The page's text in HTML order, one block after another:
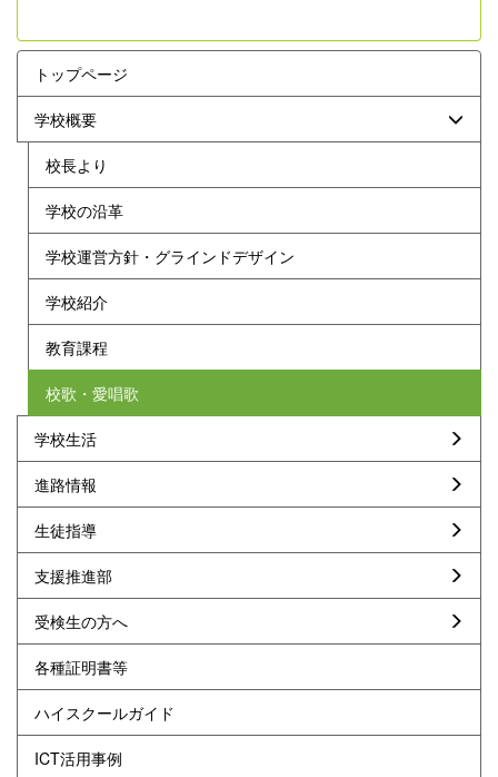
トップページ
学校概要
校長より
学校の沿革
学校運営方針・グラインドデザイン
学校紹介
教育課程
校歌・愛唱歌
学校生活
進路情報
生徒指導
支援推進部
受検生の方へ
各種証明書等
ハイスクールガイド
ICT活用事例